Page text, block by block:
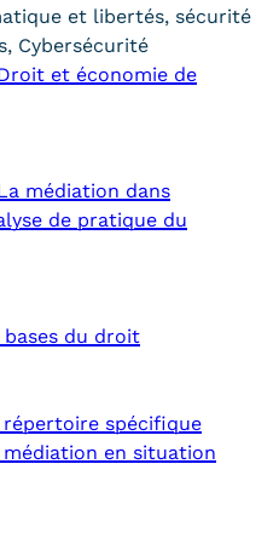
à distance
et personnels
et libertés, sécurité
Cybersécurité
et économie de
médiation dans
de pratique du
du droit
spécifique
en situation